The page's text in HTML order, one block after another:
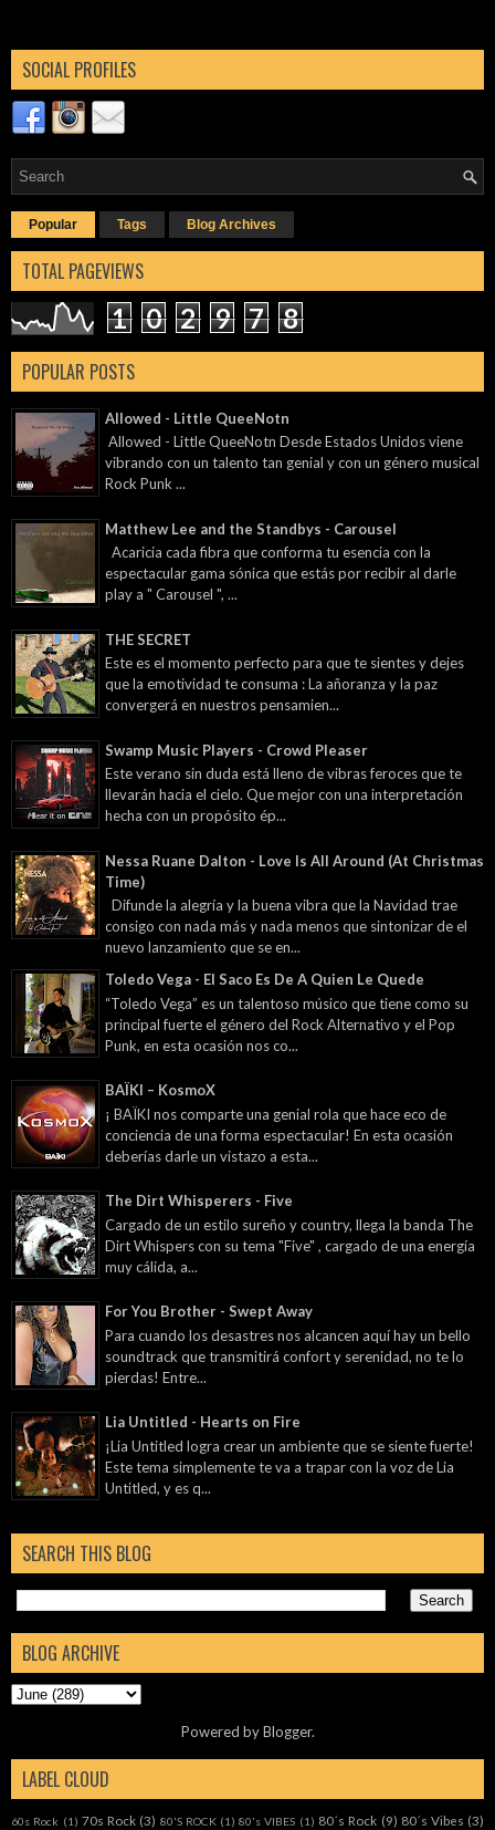
SOCIAL PROFILES
Popular Tags Blog Archives
TOTAL PAGEVIEWS
1 0 2 9 7 8
POPULAR POSTS
Allowed - Little QueeNotn
Allowed - Little QueeNotn Desde Estados Unidos viene
vibrando con un talento tan genial y con un género musical
Rock Punk ...
Matthew Lee and the Standbys - Carousel
Acaricia cada fibra que conforma tu esencia con la
espectacular gama sónica que estás por recibir al darle
play a " Carousel ", ...
THE SECRET
Este es el momento perfecto para que te sientes y dejes
que la emotividad te consuma : La añoranza y la paz
convergerá en nuestros pensamien...
Swamp Music Players - Crowd Pleaser
Este verano sin duda está lleno de vibras feroces que te
llevarán hacia el cielo. Que mejor con una interpretación
hecha con un propósito ép...
Nessa Ruane Dalton - Love Is All Around (At Christmas
Time)
Difunde la alegría y la buena vibra que la Navidad trae
consigo con nada más y nada menos que sintonizar de el
nuevo lanzamiento que se en...
Toledo Vega - El Saco Es De A Quien Le Quede
“Toledo Vega” es un talentoso músico que tiene como su
principal fuerte el género del Rock Alternativo y el Pop
Punk, en esta ocasión nos co...
BAÏKI – KosmoX
¡ BAÏKI nos comparte una genial rola que hace eco de
conciencia de una forma espectacular! En esta ocasión
deberías darle un vistazo a esta...
The Dirt Whisperers - Five
Cargado de un estilo sureño y country, llega la banda The
Dirt Whispers con su tema "Five" , cargado de una energía
muy cálida, a...
For You Brother - Swept Away
Para cuando los desastres nos alcancen aquí hay un bello
soundtrack que transmitirá confort y serenidad, no te lo
pierdas! Entre...
Lia Untitled - Hearts on Fire
¡Lia Untitled logra crear un ambiente que se siente fuerte!
Este tema simplemente te va a trapar con la voz de Lia
Untitled, y es q...
SEARCH THIS BLOG
BLOG ARCHIVE
Powered byBlogger.
LABEL CLOUD
60s Rock (1) 70s Rock (3) 80'S ROCK (1) 80's VIBES (1) 80´s Rock (9) 80´s Vibes (3)